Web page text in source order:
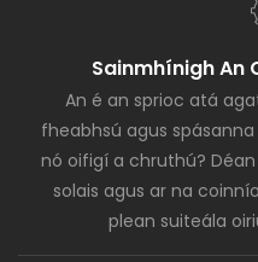
Sainmhínigh An
An é an sprioc atá
fheabhsú agus
nó oifigí a chruthú?
solais agus ar na
plean suiteála